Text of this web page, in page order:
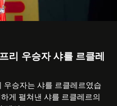
리 우승자 샤를 르클레
우승자는 샤를 르클레르였습
게 펼쳐낸 샤를 르클레르의